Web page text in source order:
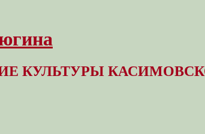
КУЛЬТУРЫ